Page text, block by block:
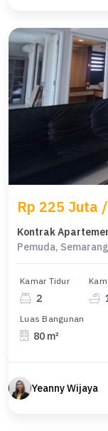
Rp 225 Juta
Kontrak
Pemuda, Semarang
Kamar Tidur
2
Luas Bangunan
80 m²
Yeanny Wijaya